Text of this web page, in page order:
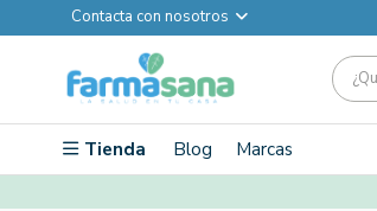
Contacta con nosotros
Tienda Blog Marcas